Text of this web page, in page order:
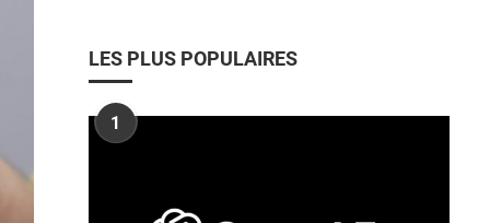
LES PLUS POPULAIRES
1